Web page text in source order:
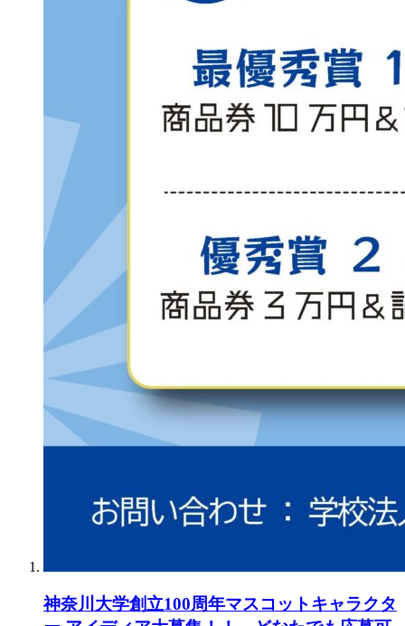
神奈川大学創立100周年マスコットキャラクタ